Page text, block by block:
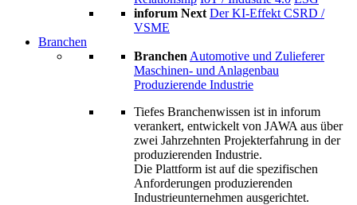
inforum Next Der KI-Effekt CSRD /
VSME
Branchen
Branchen Automotive und Zulieferer
Maschinen- und Anlagenbau
Produzierende Industrie
Tiefes Branchenwissen ist in inforum
verankert, entwickelt von JAWA aus über
zwei Jahrzehnten Projekterfahrung in der
produzierenden Industrie.
Die Plattform ist auf die spezifischen
Anforderungen produzierenden
Industrieunternehmen ausgerichtet.